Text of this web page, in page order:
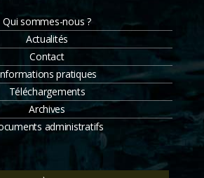
Qui sommes-nous ?
Actualités
Contact
pratiques
Téléchargements
Archives
administratifs